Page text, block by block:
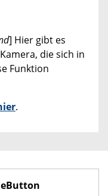
] Hier gibt es
die sich in
Funktion
.